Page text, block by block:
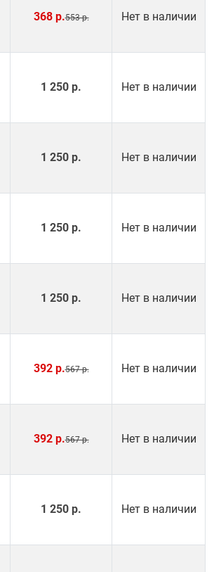
368 р.553 р. Нет в наличии
1 250 р. Нет в наличии
1 250 р. Нет в наличии
1 250 р. Нет в наличии
1 250 р. Нет в наличии
392 р.567 р. Нет в наличии
392 р.567 р. Нет в наличии
1 250 р. Нет в наличии